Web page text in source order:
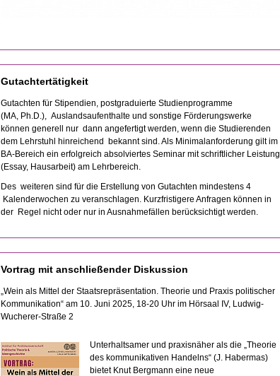
Gutachtertätigkeit
Gutachten für Stipendien, postgraduierte Studienprogramme
(MA, Ph.D.), Auslandsaufenthalte und sonstige Förderungswerke
können generell nur dann angefertigt werden, wenn die Studierenden
dem Lehrstuhl hinreichend bekannt sind. Als Minimalanforderung gilt im
BA-Bereich ein erfolgreich absolviertes Seminar mit schriftlicher Leistung
(Essay, Hausarbeit) am Lehrbereich.
Des weiteren sind für die Erstellung von Gutachten mindestens 4
Kalenderwochen zu veranschlagen. Kurzfristigere Anfragen können in
der Regel nicht oder nur in Ausnahmefällen berücksichtigt werden.
Vortrag mit anschließender Diskussion
„Wein als Mittel der Staatsrepräsentation. Theorie und Praxis politischer
Kommunikation“ am 10. Juni 2025, 18-20 Uhr im Hörsaal IV, Ludwig-
Wucherer-Straße 2
Unterhaltsamer und praxisnäher als die „Theorie
des kommunikativen Handelns“ (J. Habermas)
bietet Knut Bergmann eine neue